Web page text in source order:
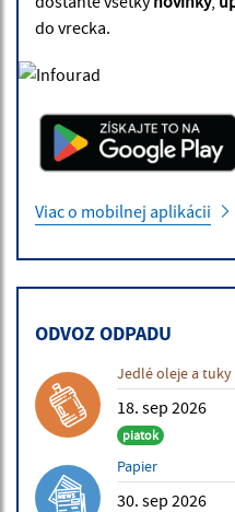
do vrecka.
Viac o mobilnej aplikácii
ODVOZ ODPADU
Jedlé oleje a tuky
18. sep 2026
piatok
Papier
30. sep 2026